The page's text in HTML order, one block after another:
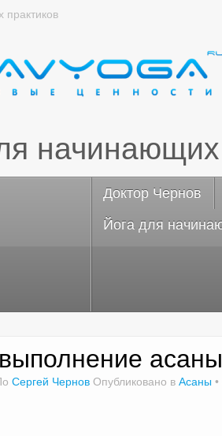
Доктор Чернов
Йога для
асаны
Сергей Чернов Опубликовано в Асаны